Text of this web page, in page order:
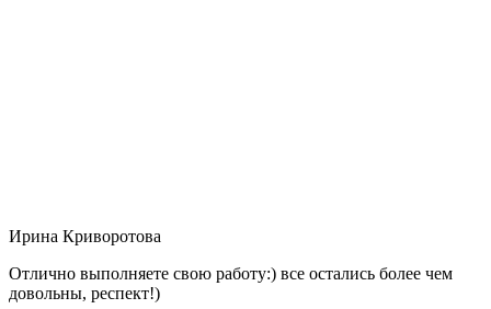
Ирина Криворотова
Отлично выполняете свою работу:) все остались более чем
довольны, респект!)